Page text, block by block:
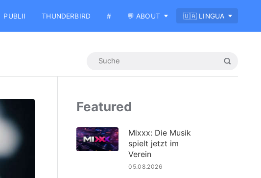
PUBLII THUNDERBIRD # 💬 ABOUT 🇺🇦 LINGUA
Featured
Mixxx: Die Musik
spielt jetzt im
Verein
05.08.2026